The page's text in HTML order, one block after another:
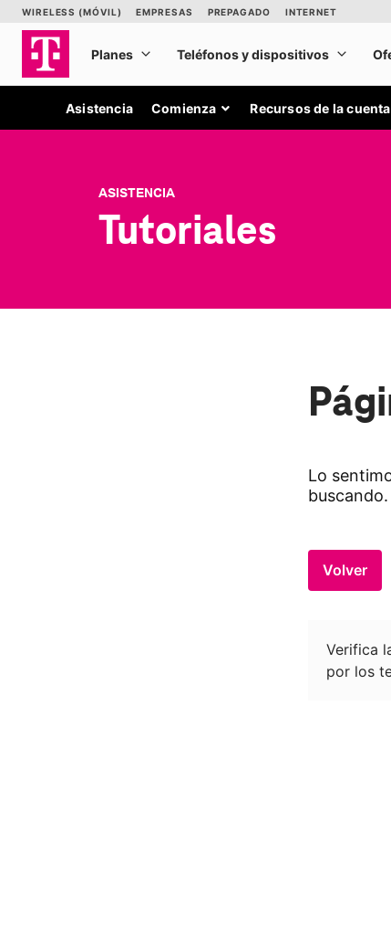
Asistencia Comienza Recursos de la cuenta
ASISTENCIA
Tutoriales